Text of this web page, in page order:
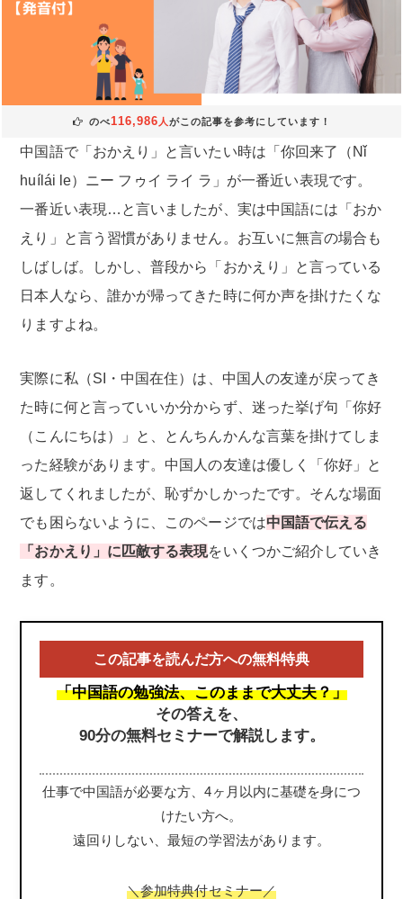
のべ116,986 人 がこの記事を参考にしています！
中国語で「おかえり」と言いたい時は「你回来了（Nǐ
huílái le）ニー フゥイ ライ ラ」が一番近い表現です。
一番近い表現…と言いましたが、実は中国語には「おか
えり」と言う習慣がありません。お互いに無言の場合も
しばしば。しかし、普段から「おかえり」と言っている
日本人なら、誰かが帰ってきた時に何か声を掛けたくな
りますよね。
実際に私（SI・中国在住）は、中国人の友達が戻ってき
た時に何と言っていいか分からず、迷った挙げ句「你好
（こんにちは）」と、とんちんかんな言葉を掛けてしま
った経験があります。中国人の友達は優しく「你好」と
返してくれましたが、恥ずかしかったです。そんな場面
でも困らないように、このページでは中国語で伝える
「おかえり」に匹敵する表現をいくつかご紹介していき
ます。
この記事を読んだ方への無料特典
「中国語の勉強法、このままで大丈夫？」
その答えを、
90分の無料セミナーで解説します。
仕事で中国語が必要な方、4ヶ月以内に基礎を身につ
けたい方へ。
遠回りしない、最短の学習法があります。
＼参加特典付セミナー／